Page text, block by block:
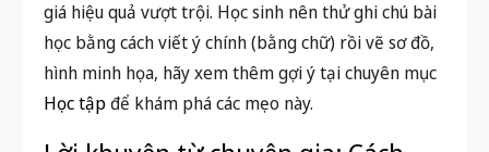
Lời khuyên từ chuyên gia: Cách
giúp học sinh ghi nhớ kiến thức
hiệu quả nhất